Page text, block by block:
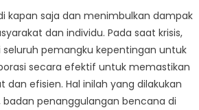
dalam
Upaya
Tanggap
Bencana
ini
kapan saja dan menimbulkan dampak
dan individu. Pada saat krisis,
pemangku kepentingan untuk
secara efektif untuk memastikan
dan efisien. Hal inilah yang dilakukan
badan penanggulangan bencana di